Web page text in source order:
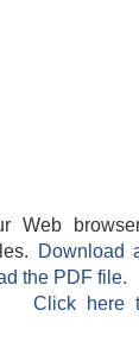
Web
Download
the PDF file.
Click here